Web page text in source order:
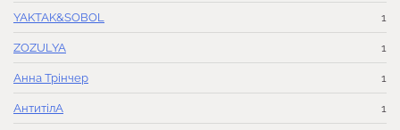
YAKTAK&SOBOL 1
ZOZULYA 1
Анна Трінчер 1
АнтитілА 1